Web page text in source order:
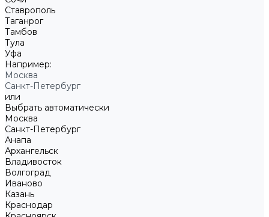
Ставрополь
Таганрог
Тамбов
Тула
Уфа
Например:
Москва
Санкт-Петербург
или
Выбрать автоматически
Москва
Санкт-Петербург
Анапа
Архангельск
Владивосток
Волгоград
Иваново
Казань
Краснодар